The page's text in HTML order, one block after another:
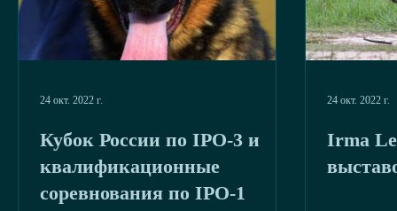
Кубок России по IPO-3 и
квалификационные
соревнования по IPO-1
24 окт. 2022 г.
Irma
24 окт. 2022 г.